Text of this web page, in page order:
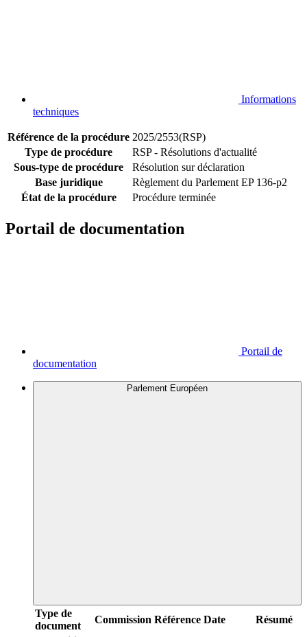
Informations
techniques
Référence de la procédure 2025/2553(RSP)
Type de procédure
RSP - Résolutions d'actualité
Sous-type de procédure
Résolution sur déclaration
Base juridique
Règlement du Parlement EP 136-p2
État de la procédure
Procédure terminée
Portail de documentation
Portail de
documentation
Parlement Européen
Type de
document
Commission Référence Date
Résumé